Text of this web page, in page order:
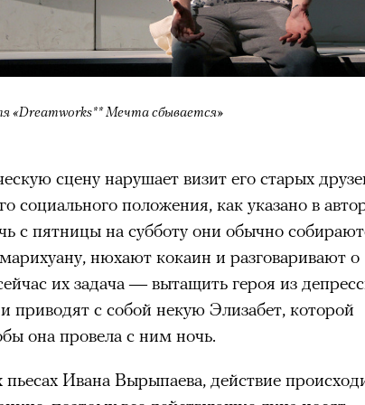
«Dreamworks** Мечта сбывается»
сцену нарушает визит его старых
социального положения, как указано в
с пятницы на субботу они обычно
нюхают кокаин и разговаривают о
их задача — вытащить героя из
приводят с собой некую Элизабет, которой
она провела с ним ночь.
пьесах Ивана Вырыпаева, действие
синдрома
или резигнации, —
заболевания, при котором подросток
говорить, есть и реагировать на внешний
главной героини Шаи (Дуа Бутарбуш
их родителям отказали в получении вида на
из благополучных европейских стран.
пытается пробудить Нура к жизни:
проникает в его ужасные сны, в
переправе в Европу.
художественной составляющей
добросердечный призыв